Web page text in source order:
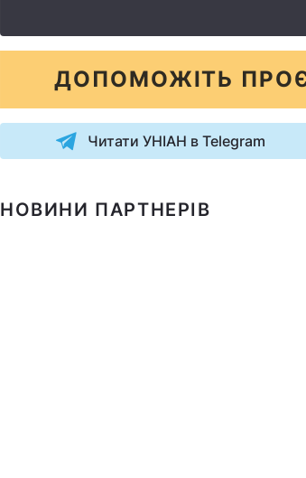
ДОПОМОЖІТЬ
Читати УНІАН в Telegram
НОВИНИ ПАРТНЕРІВ